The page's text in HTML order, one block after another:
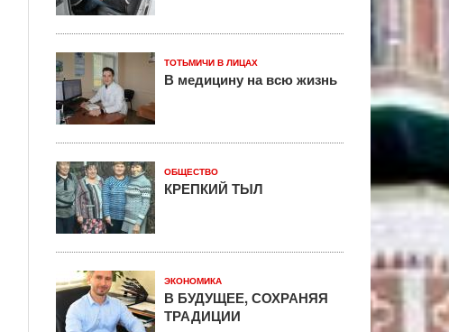
ТОТЬМИЧИ В ЛИЦАХ
В медицину на всю жизнь
ОБЩЕСТВО
КРЕПКИЙ ТЫЛ
ЭКОНОМИКА
В БУДУЩЕЕ, СОХРАНЯЯ
ТРАДИЦИИ